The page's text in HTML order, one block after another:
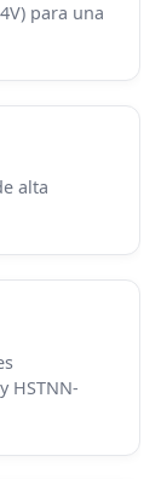
para una
alta
HSTNN-